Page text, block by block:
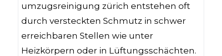
umzugsreinigung zürich entstehen oft
durch versteckten Schmutz in schwer
erreichbaren Stellen wie unter
Heizkörpern oder in Lüftungsschächten.